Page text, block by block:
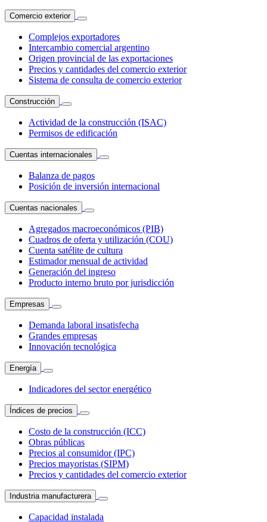
Comercio exterior
Complejos exportadores
Intercambio comercial argentino
Origen provincial de las exportaciones
Precios y cantidades del comercio exterior
Sistema de consulta de comercio exterior
Construcción
Actividad de la construcción (ISAC)
Permisos de edificación
Cuentas internacionales
Balanza de pagos
Posición de inversión internacional
Cuentas nacionales
Agregados macroeconómicos (PIB)
Cuadros de oferta y utilización (COU)
Cuenta satélite de cultura
Estimador mensual de actividad
Generación del ingreso
Producto interno bruto por jurisdicción
Empresas
Demanda laboral insatisfecha
Grandes empresas
Innovación tecnológica
Energía
Indicadores del sector energético
Índices de precios
Costo de la construcción (ICC)
Obras públicas
Precios al consumidor (IPC)
Precios mayoristas (SIPM)
Precios y cantidades del comercio exterior
Industria manufacturera
Capacidad instalada